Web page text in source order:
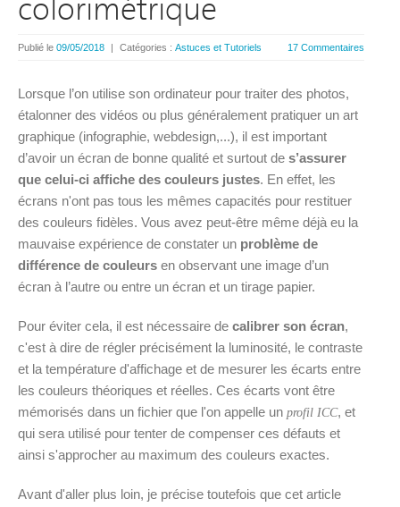
colorimétrique
17 Commentaires
Publié le 09/05/2018 | Catégories : Astuces et Tutoriels
Lorsque l’on utilise son ordinateur pour traiter des photos,
étalonner des vidéos ou plus généralement pratiquer un art
graphique (infographie, webdesign,...), il est important
d’avoir un écran de bonne qualité et surtout de s’assurer
que celui-ci affiche des couleurs justes. En effet, les
écrans n'ont pas tous les mêmes capacités pour restituer
des couleurs fidèles. Vous avez peut-être même déjà eu la
mauvaise expérience de constater un problème de
différence de couleurs en observant une image d’un
écran à l’autre ou entre un écran et un tirage papier.
Pour éviter cela, il est nécessaire de calibrer son écran,
c'est à dire de régler précisément la luminosité, le contraste
et la température d'affichage et de mesurer les écarts entre
les couleurs théoriques et réelles. Ces écarts vont être
mémorisés dans un fichier que l'on appelle un profil ICC, et
qui sera utilisé pour tenter de compenser ces défauts et
ainsi s'approcher au maximum des couleurs exactes.
Avant d'aller plus loin, je précise toutefois que cet article